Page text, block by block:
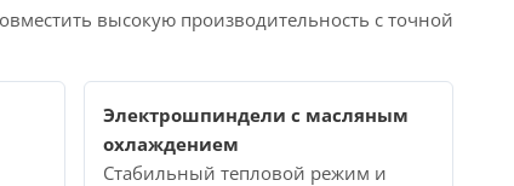
высокую производительность с точной
Электрошпиндели с масляным
охлаждением
Стабильный тепловой режим и